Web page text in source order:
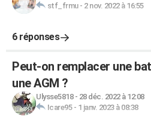
stf_frmu- 2 nov. 2022 à 16:55
6 réponses
Peut-on remplacer une
une AGM ?
Ulysse5818- 28 déc. 2022 à 12:08
Icare95- 1 janv. 2023 à 08:38